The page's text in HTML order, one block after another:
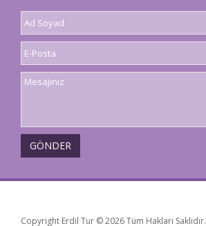
Copyright Erdil Tur © 2026 Tüm Hakları Saklıdır.